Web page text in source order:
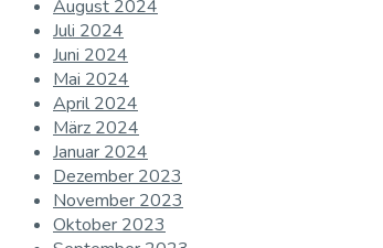
August 2024
Juli 2024
Juni 2024
Mai 2024
April 2024
März 2024
Januar 2024
Dezember 2023
November 2023
Oktober 2023